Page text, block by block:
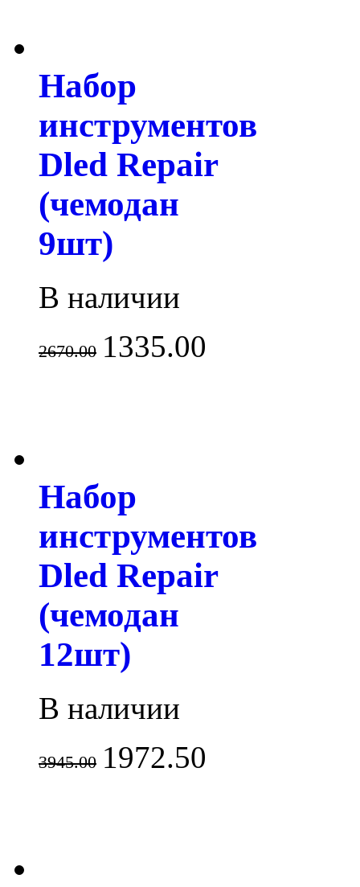
Набор
инструментов
Dled Repair
(чемодан
9шт)
В наличии
2670.00 1335.00
Набор
инструментов
Dled Repair
(чемодан
12шт)
В наличии
3945.00 1972.50